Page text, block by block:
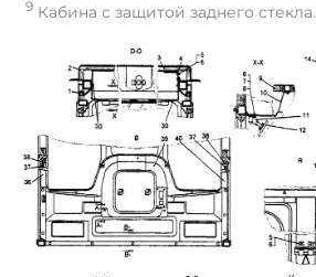
9 Кабина с защитой заднего стекла.